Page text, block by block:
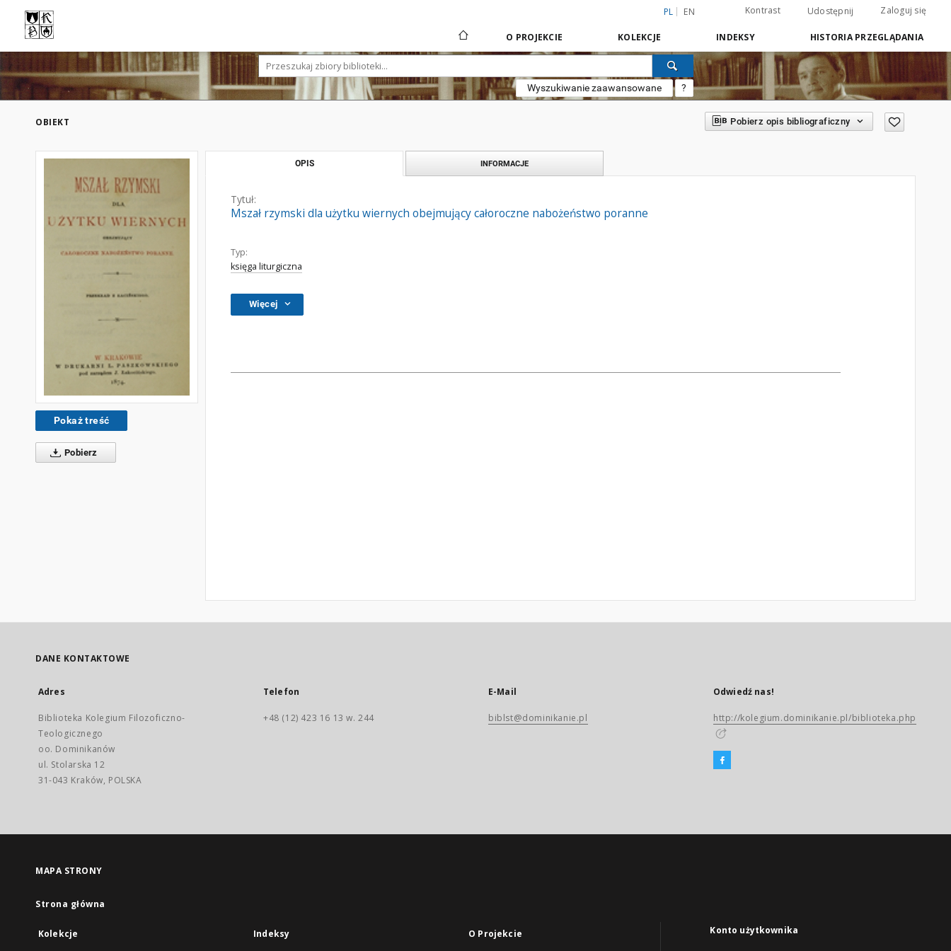
PL EN Kontrast Udostępnij Zaloguj się
O PROJEKCIE KOLEKCJE INDEKSY HISTORIA PRZEGLĄDANIA
Wyszukiwanie zaawansowane ?
OBIEKT Pobierz opis bibliograficzny
Pokaż treść
Pobierz
OPIS INFORMACJE
Tytuł:
Mszał rzymski dla użytku wiernych obejmujący całoroczne nabożeństwo poranne
Typ:
księga liturgiczna
Więcej
DANE KONTAKTOWE
Adres
Biblioteka Kolegium Filozoficzno-
Teologicznego
oo. Dominikanów
ul. Stolarska 12
31-043 Kraków, POLSKA
Telefon
+48 (12) 423 16 13 w. 244
E-Mail
biblst@dominikanie.pl
Odwiedź nas!
http://kolegium.dominikanie.pl/biblioteka.php
MAPA STRONY
Strona główna
Kolekcje Indeksy O Projekcie Konto użytkownika